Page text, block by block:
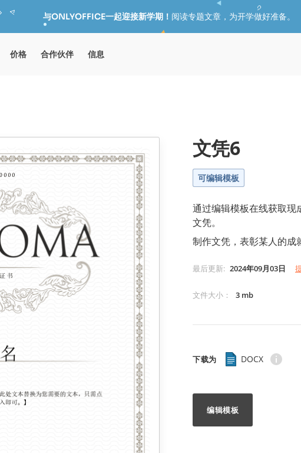
与ONLYOFFICE一起迎接新学期！ 阅读专题文章，为开学做好准备。
价格 合作伙伴 信息
文凭6
可编辑模板
通过编辑模板在线获取现
文凭。
制作文凭，表彰某人的成
最后更新: 2024年09月03日
文件大小 ： 3 mb
下载为 DOCX
编辑模板